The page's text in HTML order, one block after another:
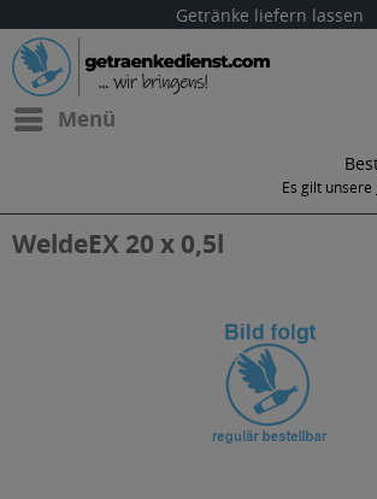
Getränke liefern lassen
Menü
Es gilt unsere
WeldeEX 20 x 0,5l